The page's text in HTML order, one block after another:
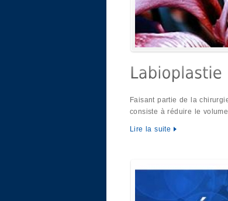
Faisant partie de la
consiste à réduire le
Lire la suite